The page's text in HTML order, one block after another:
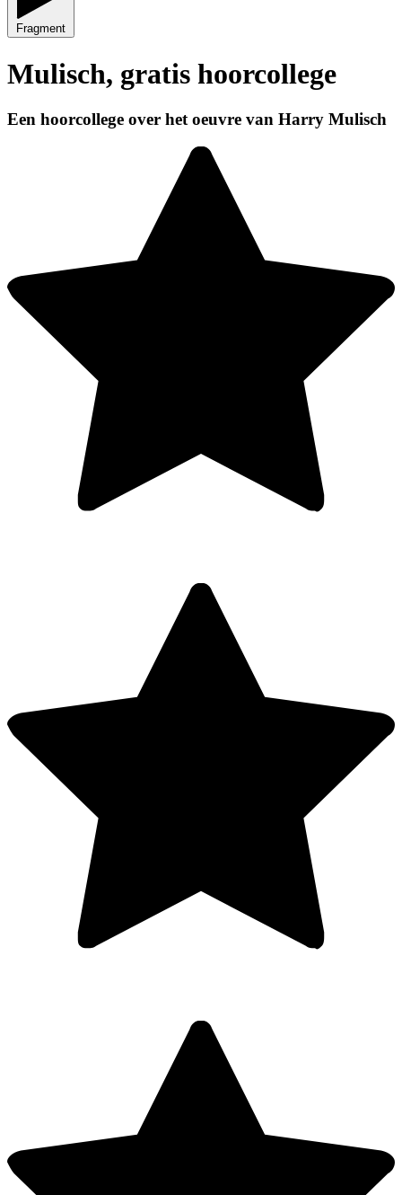
Fragment
Mulisch, gratis hoorcollege
Een hoorcollege over het oeuvre van Harry Mulisch